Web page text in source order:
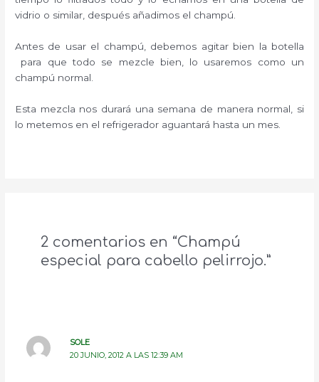
vidrio o similar, después añadimos el champú.
Antes de usar el champú, debemos agitar bien la botella
para que todo se mezcle bien, lo usaremos como un
champú normal.
Esta mezcla nos durará una semana de manera normal, si
lo metemos en el refrigerador aguantará hasta un mes.
2 comentarios en “Champú
especial para cabello pelirrojo.”
SOLE
20 JUNIO, 2012 A LAS 12:39 AM